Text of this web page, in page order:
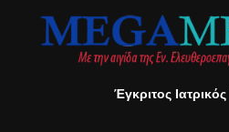
Έγκριτος